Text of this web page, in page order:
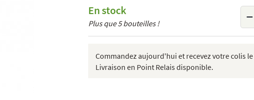
En stock
Plus que 5 bouteilles !
Commandez aujourd'hui et recevez votre colis le
Livraison en Point Relais disponible.